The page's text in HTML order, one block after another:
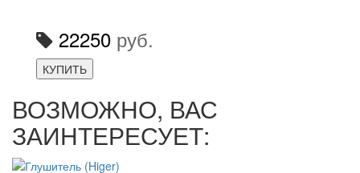
22250 руб.
КУПИТЬ
ВОЗМОЖНО, ВАС
ЗАИНТЕРЕСУЕТ: